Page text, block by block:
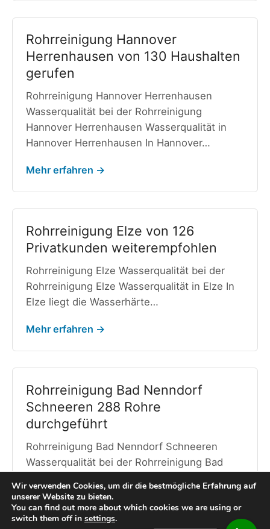
Rohrreinigung Hannover
Herrenhausen von 130 Haushalten
gerufen
Rohrreinigung Hannover Herrenhausen
Wasserqualität bei der Rohrreinigung
Hannover Herrenhausen Wasserqualität in
Hannover Herrenhausen In Hannover…
Mehr erfahren →
Rohrreinigung Elze von 126
Privatkunden weiterempfohlen
Rohrreinigung Elze Wasserqualität bei der
Rohrreinigung Elze Wasserqualität in Elze In
Elze liegt die Wasserhärte…
Mehr erfahren →
Rohrreinigung Bad Nenndorf
Schneeren 288 Rohre
durchgeführt
Rohrreinigung Bad Nenndorf Schneeren
Wasserqualität bei der Rohrreinigung Bad
Nenndorf…
Mehr erfahren →
Wir verwenden Cookies, um dir die bestmögliche Erfahrung auf
unserer Website zu bieten.
You can find out more about which cookies we are using or
switch them off in settings.